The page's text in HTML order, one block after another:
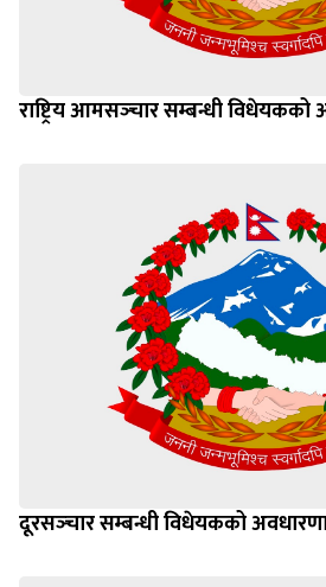
राष्ट्रिय आमसञ्‍चार सम्बन्धी विधेयकको
दूरसञ्‍चार सम्बन्धी विधेयकको